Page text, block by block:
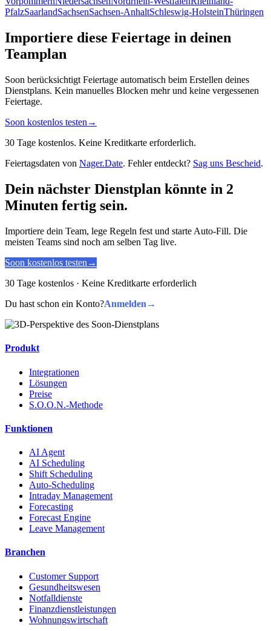
PfalzSaarlandSachsenSachsen-AnhaltSchleswig-HolsteinThüringen
Importiere diese Feiertage in deinen
Teamplan
Soon berücksichtigt Feiertage automatisch beim Erstellen deines
Dienstplans. Kein manuelles Blocken mehr und keine vergessenen
Feiertage.
Soon kostenlos testen →
30 Tage kostenlos. Keine Kreditkarte erforderlich.
Feiertagsdaten von Nager.Date. Fehler entdeckt? Sag uns Bescheid.
Dein nächster Dienstplan könnte in 2
Minuten fertig sein.
Importiere dein Team, lege Regeln fest und starte Auto-Fill. Die
meisten Teams sind noch am selben Tag live.
Soon kostenlos testen →
30 Tage kostenlos · Keine Kreditkarte erforderlich
Du hast schon ein Konto?Anmelden →
Produkt
Integrationen
Lösungen
Preise
S.O.O.N.-Methode
Funktionen
AI Agent
AI Scheduling
Shift Scheduling
Auto-Scheduling
Intraday Management
Forecasting
Forecast Engine
Leave Management
Branchen
Customer Support
Gesundheitswesen
Notfalldienste
Finanzdienstleistungen
Wohnungswirtschaft